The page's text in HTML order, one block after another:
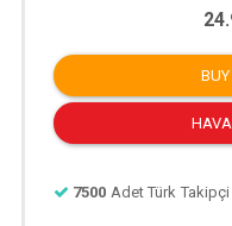
7500 Adet Türk Takipçi